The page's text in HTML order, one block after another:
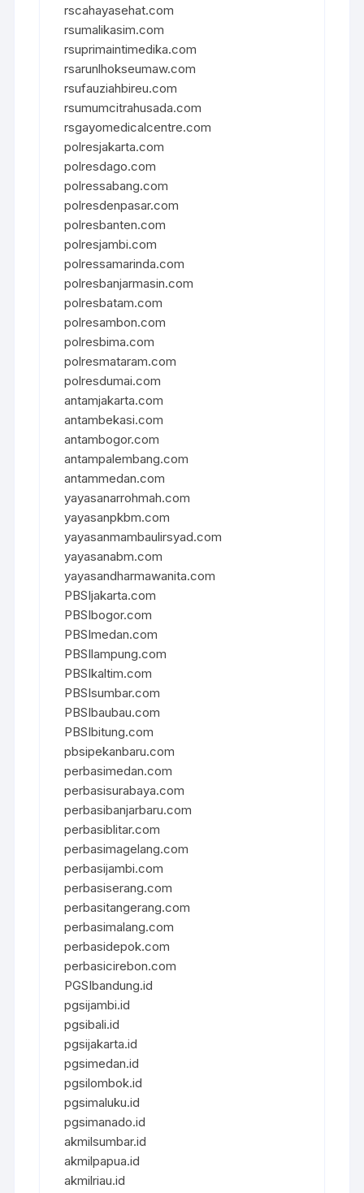
rscahayasehat.com
rsumalikasim.com
rsuprimaintimedika.com
rsarunlhokseumaw.com
rsufauziahbireu.com
rsumumcitrahusada.com
rsgayomedicalcentre.com
polresjakarta.com
polresdago.com
polressabang.com
polresdenpasar.com
polresbanten.com
polresjambi.com
polressamarinda.com
polresbanjarmasin.com
polresbatam.com
polresambon.com
polresbima.com
polresmataram.com
polresdumai.com
antamjakarta.com
antambekasi.com
antambogor.com
antampalembang.com
antammedan.com
yayasanarrohmah.com
yayasanpkbm.com
yayasanmambaulirsyad.com
yayasanabm.com
yayasandharmawanita.com
PBSIjakarta.com
PBSIbogor.com
PBSImedan.com
PBSIlampung.com
PBSIkaltim.com
PBSIsumbar.com
PBSIbaubau.com
PBSIbitung.com
pbsipekanbaru.com
perbasimedan.com
perbasisurabaya.com
perbasibanjarbaru.com
perbasiblitar.com
perbasimagelang.com
perbasijambi.com
perbasiserang.com
perbasitangerang.com
perbasimalang.com
perbasidepok.com
perbasicirebon.com
PGSIbandung.id
pgsijambi.id
pgsibali.id
pgsijakarta.id
pgsimedan.id
pgsilombok.id
pgsimaluku.id
pgsimanado.id
akmilsumbar.id
akmilpapua.id
akmilriau.id